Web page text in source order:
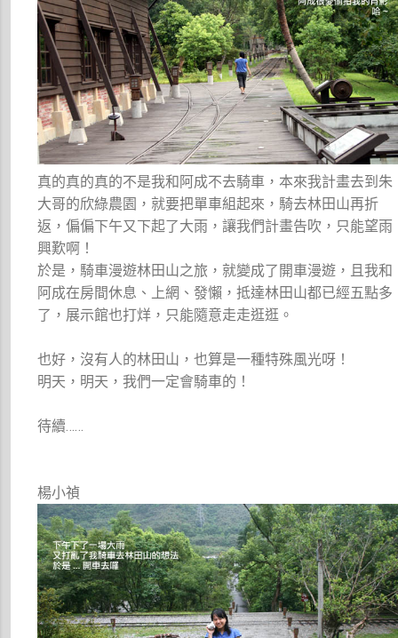
真的真的真的不是我和阿成不去騎車，本來我計畫去到朱
大哥的欣綠農園，就要把單車組起來，騎去林田山再折
返，偏偏下午又下起了大雨，讓我們計畫告吹，只能望雨
興歎啊！
於是，騎車漫遊林田山之旅，就變成了開車漫遊，且我和
阿成在房間休息、上網、發懶，抵達林田山都已經五點多
了，展示館也打烊，只能隨意走走逛逛。
也好，沒有人的林田山，也算是一種特殊風光呀！
明天，明天，我們一定會騎車的！
待續……
楊小禎